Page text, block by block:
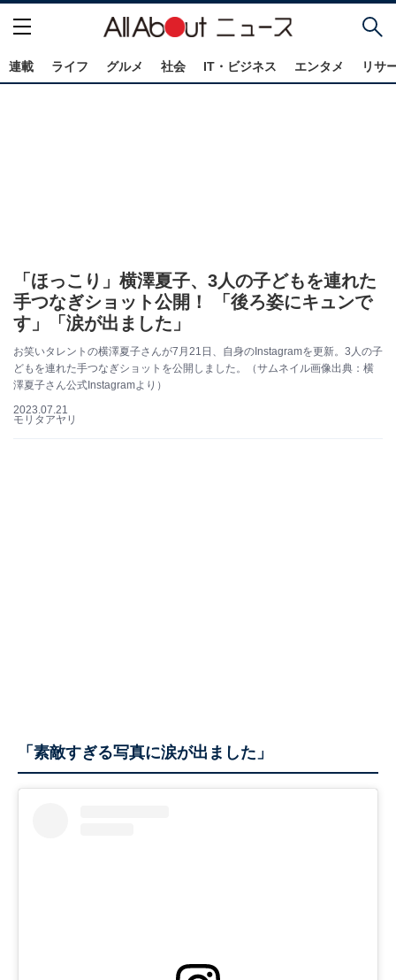
連載 ライフ グルメ 社会 IT・ビジネス エンタメ リサ
「ほっこり」横澤夏子、3人の子どもを連れた
手つなぎショット公開！ 「後ろ姿にキュンで
す」「涙が出ました」
お笑いタレントの横澤夏子さんが7月21日、自身のInstagramを更新。3人の子
どもを連れた手つなぎショットを公開しました。（サムネイル画像出典：横
澤夏子さん公式Instagramより）
2023.07.21
モリタアヤリ
「素敵すぎる写真に涙が出ました」